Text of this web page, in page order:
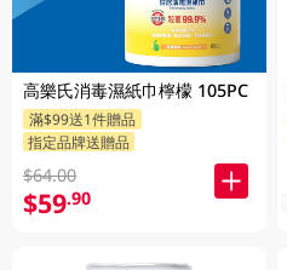
高樂氏消毒濕紙巾檸檬 105PC
滿$99送1件贈品
指定品牌送贈品
$64.00
$59.90